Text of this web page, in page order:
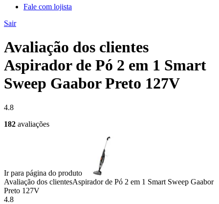
Fale com lojista
Sair
Avaliação dos clientes
Aspirador de Pó 2 em 1 Smart
Sweep Gaabor Preto 127V
4.8
182 avaliações
Ir para página do produto
Avaliação dos clientesAspirador de Pó 2 em 1 Smart Sweep Gaabor
Preto 127V
4.8